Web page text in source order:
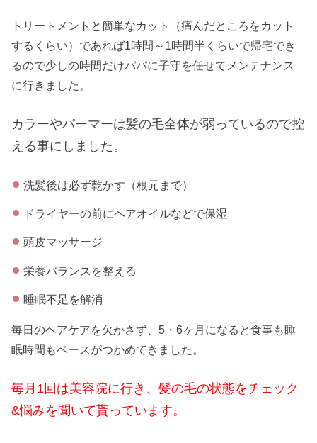
トリートメントと簡単なカット（痛んだところをカット
するくらい）であれば1時間～1時間半くらいで帰宅でき
るので少しの時間だけパパに子守を任せてメンテナンス
に行きました。
カラーやパーマーは髪の毛全体が弱っているので控
える事にしました。
洗髪後は必ず乾かす（根元まで）
ドライヤーの前にヘアオイルなどで保湿
頭皮マッサージ
栄養バランスを整える
睡眠不足を解消
毎日のヘアケアを欠かさず、5・6ヶ月になると食事も睡
眠時間もペースがつかめてきました。
毎月1回は美容院に行き、髪の毛の状態をチェック
&悩みを聞いて貰っています。